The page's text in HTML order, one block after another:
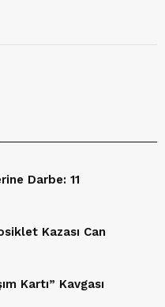
Darbe: 11
Kazası Can
Kartı” Kavgası